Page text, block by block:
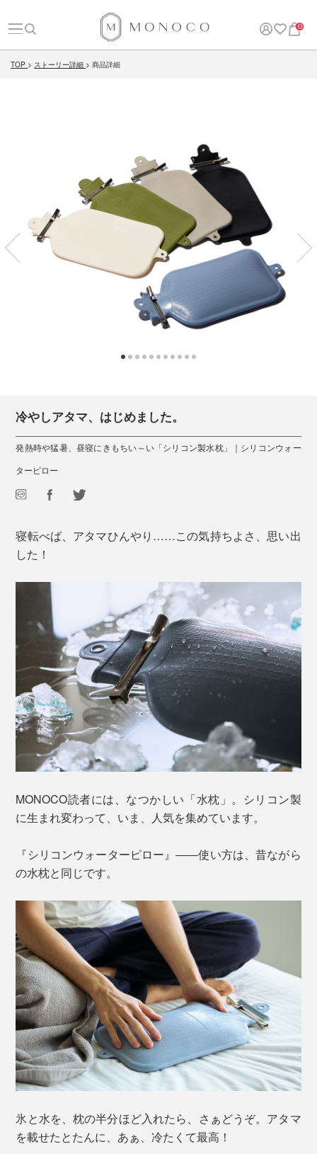
0
TOP ストーリー詳細 商品詳細
冷やしアタマ、はじめました。
発熱時や猛暑、昼寝にきもちい～い「シリコン製水枕」｜シリコンウォー
ターピロー
寝転べば、アタマひんやり……この気持ちよさ、思い出
した！
MONOCO読者には、なつかしい「水枕」。シリコン製
に生まれ変わって、いま、人気を集めています。
『シリコンウォーターピロー』――使い方は、昔ながら
の水枕と同じです。
氷と水を、枕の半分ほど入れたら、さぁどうぞ。アタマ
を載せたとたんに、あぁ、冷たくて最高！